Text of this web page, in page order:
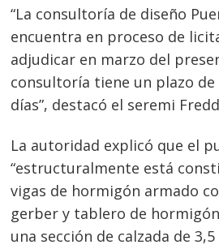
“La consultoría de diseño
encuentra en proceso de
adjudicar en marzo del
consultoría tiene un plazo de
días”, destacó el seremi
La autoridad explicó que el
“estructuralmente está
vigas de hormigón armado
gerber y tablero de
una sección de calzada de